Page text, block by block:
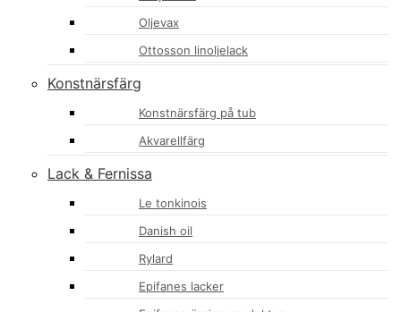
Oljevax
Ottosson linoljelack
Konstnärsfärg
Konstnärsfärg på tub
Akvarellfärg
Lack & Fernissa
Le tonkinois
Danish oil
Rylard
Epifanes lacker